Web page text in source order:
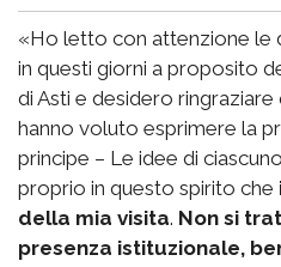
«Ho letto con attenzione le
in questi giorni a proposito
di Asti e desidero ringraziare
hanno voluto esprimere la
principe – Le idee di
proprio in questo spirito che
della mia visita. Non si
presenza istituzionale,